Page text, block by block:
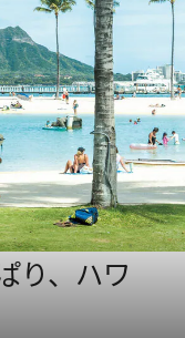
り、ハワ